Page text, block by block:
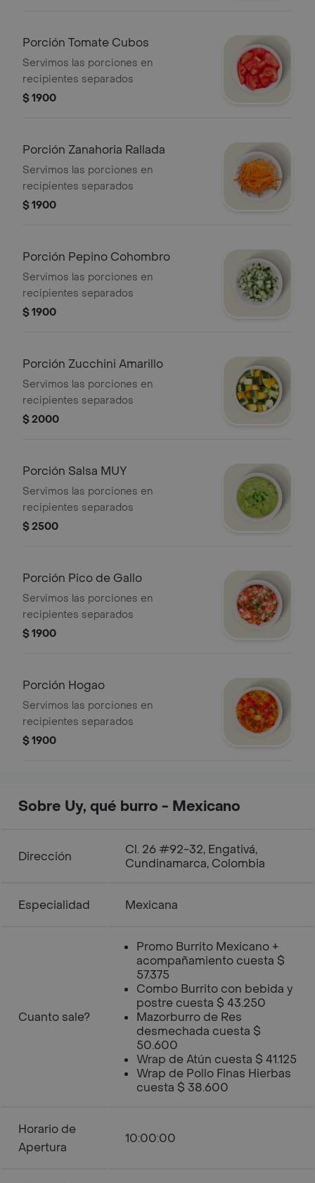
Porción Tomate Cubos
Servimos las porciones en
recipientes separados
$ 1900
Porción Zanahoria Rallada
Servimos las porciones en
recipientes separados
$ 1900
Porción Pepino Cohombro
Servimos las porciones en
recipientes separados
$ 1900
Porción Zucchini Amarillo
Servimos las porciones en
recipientes separados
$ 2000
Porción Salsa MUY
Servimos las porciones en
recipientes separados
$ 2500
Porción Pico de Gallo
Servimos las porciones en
recipientes separados
$ 1900
Porción Hogao
Servimos las porciones en
recipientes separados
$ 1900
Sobre Uy, qué burro - Mexicano
Dirección
Cl. 26 #92-32, Engativá,
Cundinamarca, Colombia
Especialidad Mexicana
Cuanto sale?
Promo Burrito Mexicano +
acompañamiento cuesta $
57.375
Combo Burrito con bebida y
postre cuesta $ 43.250
Mazorburro de Res
desmechada cuesta $
50.600
Wrap de Atún cuesta $ 41.125
Wrap de Pollo Finas Hierbas
cuesta $ 38.600
Horario de
Apertura
10:00:00